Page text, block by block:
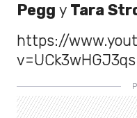
Pegg y Tara
https://
v=UCk3wHGJ3qs